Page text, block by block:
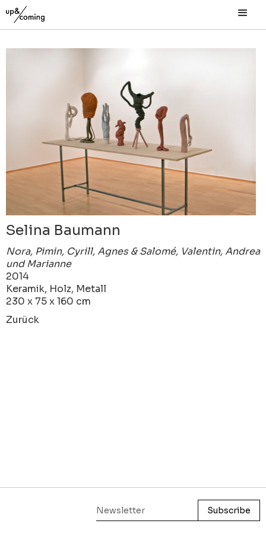
Selina Baumann
Nora, Pimin, Cyrill, Agnes & Salomé, Valentin, Andrea
und Marianne
2014
Keramik, Holz, Metall
230 x 75 x 160 cm
Zurück